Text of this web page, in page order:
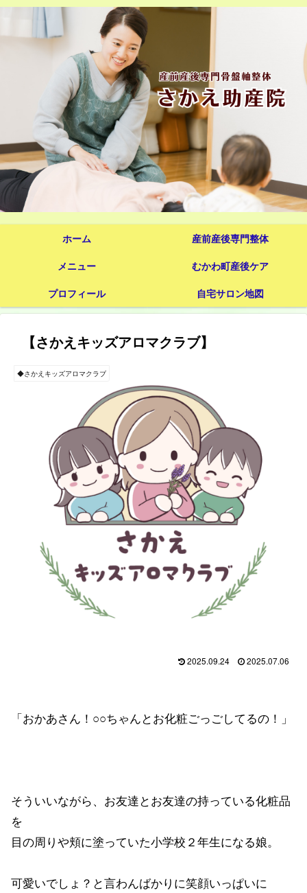
ホーム
産前産後専門整体
メニュー
むかわ町産後ケア
プロフィール
自宅サロン地図
【さかえキッズアロマクラブ】
◆さかえキッズアロマクラブ
2025.09.24 2025.07.06
「おかあさん！○○ちゃんとお化粧ごっごしてるの！」
そういいながら、お友達とお友達の持っている化粧品
を
目の周りや頬に塗っていた小学校２年生になる娘。
可愛いでしょ？と言わんばかりに笑顔いっぱいに